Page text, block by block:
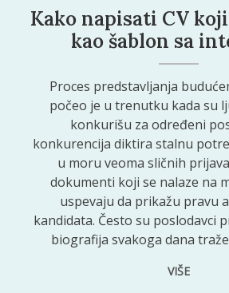
Kako napisati CV
kao šablon sa
Proces predstavljanja
počeo je u trenutku kada su
konkurišu za određeni
konkurencija diktira stalnu
u moru veoma sličnih
dokumenti koji se nalaze na
uspevaju da prikažu pravu
kandidata. Često su poslodavci
biografija svakoga dana
VIŠE